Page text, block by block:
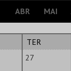
ABR MAI
TER
27